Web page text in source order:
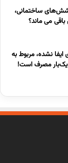
ساختمانی،
می ماند؟
ایفا نشده، مربوط به
یک‌بار مصرف است!